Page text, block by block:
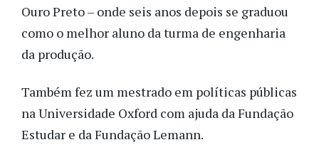
Ouro Preto – onde seis anos depois se graduou
como o melhor aluno da turma de engenharia
da produção.
Também fez um mestrado em políticas públicas
na Universidade Oxford com ajuda da Fundação
Estudar e da Fundação Lemann.